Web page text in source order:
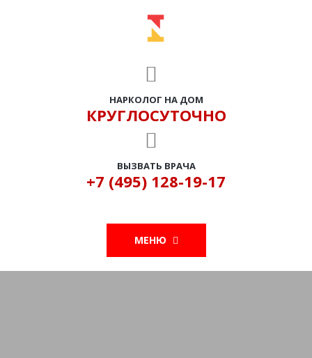
НАРКОЛОГ НА ДОМ
КРУГЛОСУТОЧНО
ВЫЗВАТЬ ВРАЧА
+7 (495) 128-19-17
МЕНЮ